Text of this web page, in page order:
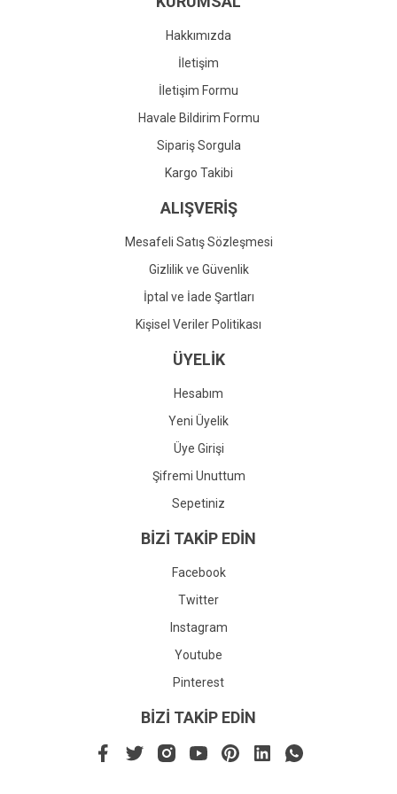
Gönder
Hakkımızda
İletişim
İletişim Formu
Havale Bildirim Formu
Sipariş Sorgula
Kargo Takibi
ALIŞVERİŞ
Mesafeli Satış Sözleşmesi
Gizlilik ve Güvenlik
İptal ve İade Şartları
Kişisel Veriler Politikası
ÜYELİK
Hesabım
Yeni Üyelik
Üye Girişi
Şifremi Unuttum
Sepetiniz
BİZİ TAKİP EDİN
Facebook
Twitter
Instagram
Youtube
Pinterest
BİZİ TAKİP EDİN